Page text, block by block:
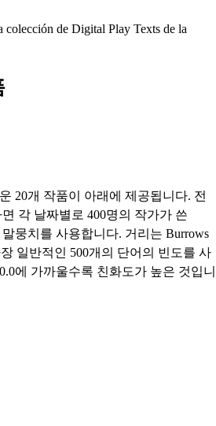
colección de Digital Play Texts de la
20개 작품이 아래에 제공됩니다. 전
각 날짜별로 400명의 작가가 쓴
뭉치를 사용합니다. 거리는 Burrows
일반적인 500개의 단어의 빈도를 사
에 가까울수록 친화도가 높은 것입니